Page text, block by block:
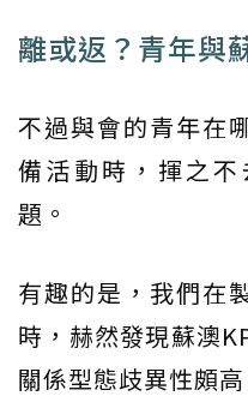
離或返？青年與
不過與會的青年在
備活動時，揮之
題。
有趣的是，我們在
時，赫然發現蘇澳
關係型態歧異性頗高